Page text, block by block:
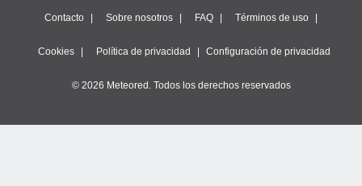
Contacto Sobre nosotros FAQ Términos de uso
Cookies Política de privacidad Configuración de privacidad
© 2026 Meteored. Todos los derechos reservados